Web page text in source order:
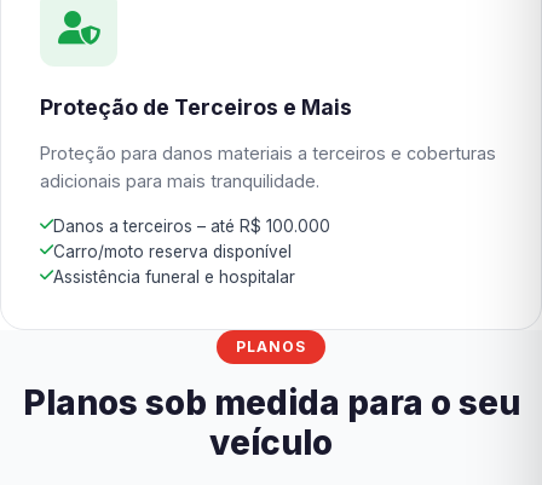
Proteção de Terceiros e Mais
Proteção para danos materiais a terceiros e coberturas
adicionais para mais tranquilidade.
Danos a terceiros – até R$ 100.000
Carro/moto reserva disponível
Assistência funeral e hospitalar
PLANOS
Planos sob medida para o seu
veículo